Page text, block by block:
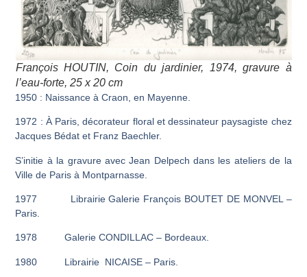
François HOUTIN, Coin du jardinier, 1974, gravure à
l’eau-forte, 25 x 20 cm
1950 : Naissance à Craon, en Mayenne.
1972 : À Paris, décorateur floral et dessinateur paysagiste chez
Jacques Bédat et Franz Baechler.
S’initie à la gravure avec Jean Delpech dans les ateliers de la
Ville de Paris à Montparnasse.
1977 Librairie Galerie François BOUTET DE MONVEL –
Paris.
1978 Galerie CONDILLAC – Bordeaux.
1980 Librairie NICAISE – Paris.